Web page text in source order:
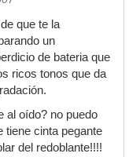
que te la
un
de bateria que
ricos tonos que da
al oído? no puedo
tiene cinta pegante
del redoblante!!!!